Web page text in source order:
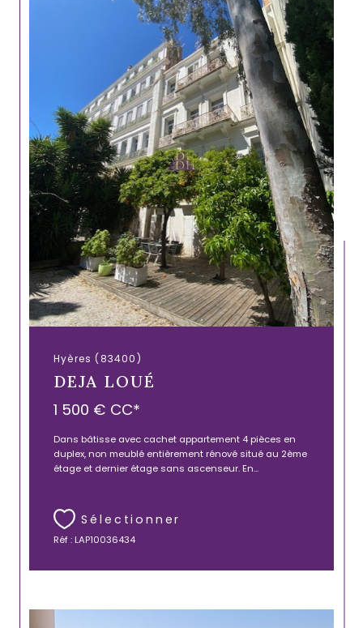
Hyères (83400)
DEJA LOUÉ
1 500 € CC*
Dans bâtisse avec cachet appartement 4 pièces en
duplex, non meublé entièrement rénové situé au 2ème
étage et dernier étage sans ascenseur. En...
Sélectionner
Réf : LAP10036434